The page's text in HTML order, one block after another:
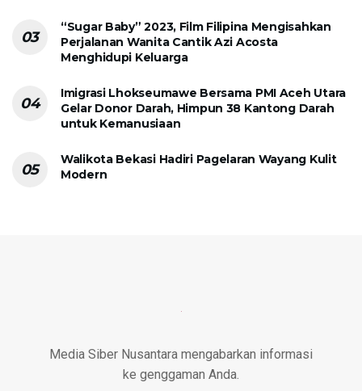
“Sugar Baby” 2023, Film Filipina Mengisahkan
Perjalanan Wanita Cantik Azi Acosta
Menghidupi Keluarga
Imigrasi Lhokseumawe Bersama PMI Aceh Utara
Gelar Donor Darah, Himpun 38 Kantong Darah
untuk Kemanusiaan
Walikota Bekasi Hadiri Pagelaran Wayang Kulit
Modern
Media Siber Nusantara mengabarkan informasi
ke genggaman Anda.